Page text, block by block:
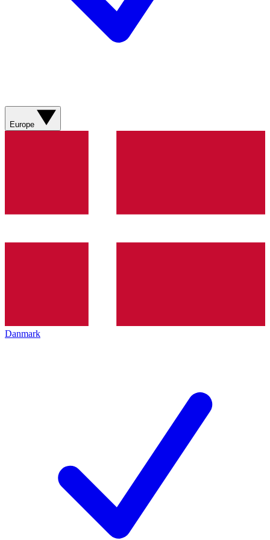
Europe
Danmark